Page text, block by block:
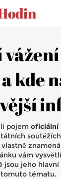
kde
pojem oficiální
vám
jsou jeho
tématu.